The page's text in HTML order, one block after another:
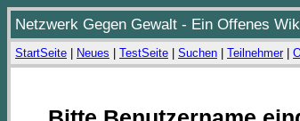
Netzwerk Gegen Gewalt - Ein Offenes
StartSeite Neues TestSeite Suchen Teilnehmer|